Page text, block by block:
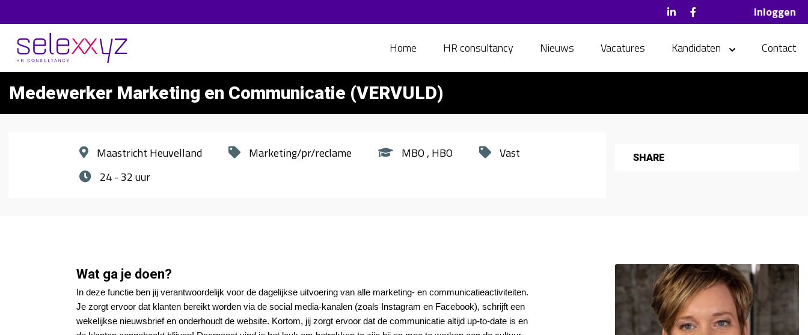
Inloggen
Home HR consultancy Nieuws Vacatures Kandidaten Contact
Medewerker Marketing en Communicatie (VERVULD)
Maastricht Heuvelland Marketing/pr/reclame MBO HBO
Vast
24 - 32 uur
SHARE
Wat ga je doen?
In deze functie ben jij verantwoordelijk voor de dagelijkse uitvoering van alle marketing- en communicatieactiviteiten.
Je zorgt ervoor dat klanten bereikt worden via de social media-kanalen (zoals Instagram en Facebook), schrijft een
wekelijkse nieuwsbrief en onderhoudt de website. Kortom, jij zorgt ervoor dat de communicatie altijd up-to-date is en